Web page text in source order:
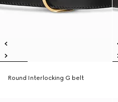
Round Interlocking G belt